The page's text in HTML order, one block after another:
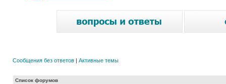
Сообщения без ответов | Активные темы
Список форумов